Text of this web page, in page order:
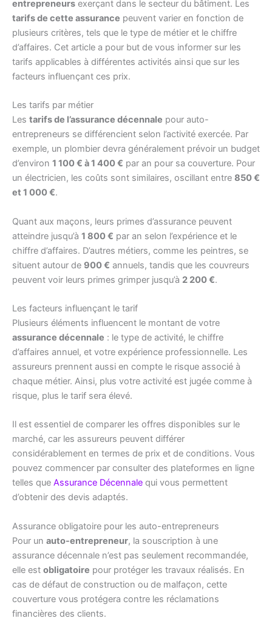
entrepreneurs exerçant dans le secteur du bâtiment. Les
tarifs de cette assurance peuvent varier en fonction de
plusieurs critères, tels que le type de métier et le chiffre
d’affaires. Cet article a pour but de vous informer sur les
tarifs applicables à différentes activités ainsi que sur les
facteurs influençant ces prix.
Les tarifs par métier
Les tarifs de l’assurance décennale pour auto-
entrepreneurs se différencient selon l’activité exercée. Par
exemple, un plombier devra généralement prévoir un budget
d’environ 1 100 € à 1 400 € par an pour sa couverture. Pour
un électricien, les coûts sont similaires, oscillant entre 850 €
et 1 000 €.
Quant aux maçons, leurs primes d’assurance peuvent
atteindre jusqu’à 1 800 € par an selon l’expérience et le
chiffre d’affaires. D’autres métiers, comme les peintres, se
situent autour de 900 € annuels, tandis que les couvreurs
peuvent voir leurs primes grimper jusqu’à 2 200 €.
Les facteurs influençant le tarif
Plusieurs éléments influencent le montant de votre
assurance décennale : le type de activité, le chiffre
d’affaires annuel, et votre expérience professionnelle. Les
assureurs prennent aussi en compte le risque associé à
chaque métier. Ainsi, plus votre activité est jugée comme à
risque, plus le tarif sera élevé.
Il est essentiel de comparer les offres disponibles sur le
marché, car les assureurs peuvent différer
considérablement en termes de prix et de conditions. Vous
pouvez commencer par consulter des plateformes en ligne
telles que Assurance Décennale qui vous permettent
d’obtenir des devis adaptés.
Assurance obligatoire pour les auto-entrepreneurs
Pour un auto-entrepreneur, la souscription à une
assurance décennale n’est pas seulement recommandée,
elle est obligatoire pour protéger les travaux réalisés. En
cas de défaut de construction ou de malfaçon, cette
couverture vous protégera contre les réclamations
financières des clients.